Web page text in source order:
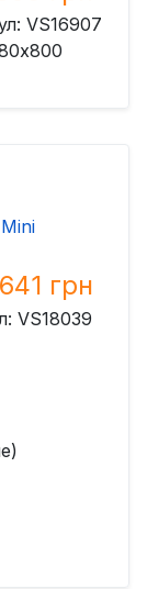
VS16907
грн
VS18039